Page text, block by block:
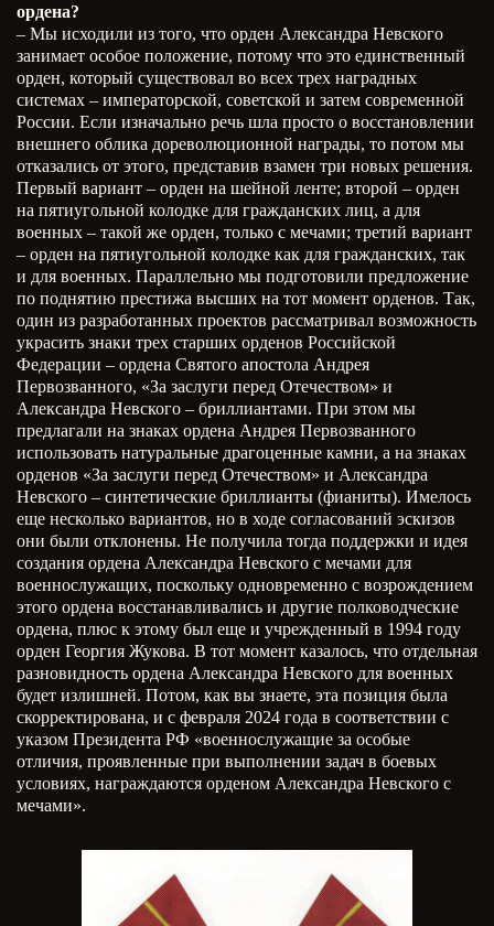
ордена?
– Мы исходили из того, что орден Александра Невского
занимает особое положение, потому что это единственный
орден, который существовал во всех трех наградных
системах – императорской, советской и затем современной
России. Если изначально речь шла просто о восстановлении
внешнего облика дореволюционной награды, то потом мы
отказались от этого, представив взамен три новых решения.
Первый вариант – орден на шейной ленте; второй – орден
на пятиугольной колодке для гражданских лиц, а для
военных – такой же орден, только с мечами; третий вариант
– орден на пятиугольной колодке как для гражданских, так
и для военных. Параллельно мы подготовили предложение
по поднятию престижа высших на тот момент орденов. Так,
один из разработанных проектов рассматривал возможность
украсить знаки трех старших орденов Российской
Федерации – ордена Святого апостола Андрея
Первозванного, «За заслуги перед Отечеством» и
Александра Невского – бриллиантами. При этом мы
предлагали на знаках ордена Андрея Первозванного
использовать натуральные драгоценные камни, а на знаках
орденов «За заслуги перед Отечеством» и Александра
Невского – синтетические бриллианты (фианиты). Имелось
еще несколько вариантов, но в ходе согласований эскизов
они были отклонены. Не получила тогда поддержки и идея
создания ордена Александра Невского с мечами для
военнослужащих, поскольку одновременно с возрождением
этого ордена восстанавливались и другие полководческие
ордена, плюс к этому был еще и учрежденный в 1994 году
орден Георгия Жукова. В тот момент казалось, что отдельная
разновидность ордена Александра Невского для военных
будет излишней. Потом, как вы знаете, эта позиция была
скорректирована, и с февраля 2024 года в соответствии с
указом Президента РФ «военнослужащие за особые
отличия, проявленные при выполнении задач в боевых
условиях, награждаются орденом Александра Невского с
мечами».